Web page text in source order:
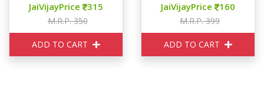
JaiVijayPrice 315
M.R.P. 350
ADD TO CART
JaiVijayPrice 160
M.R.P. 399
ADD TO CART